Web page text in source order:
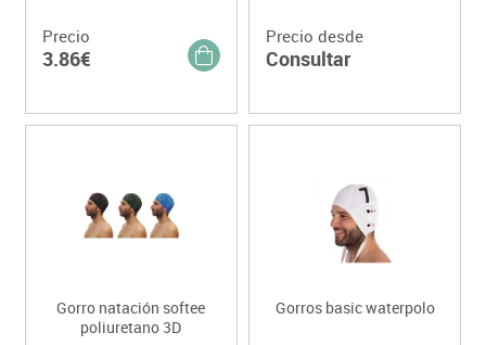
Precio
3.86€
Precio desde
Consultar
Gorro natación softee
poliuretano 3D
Gorros basic waterpolo